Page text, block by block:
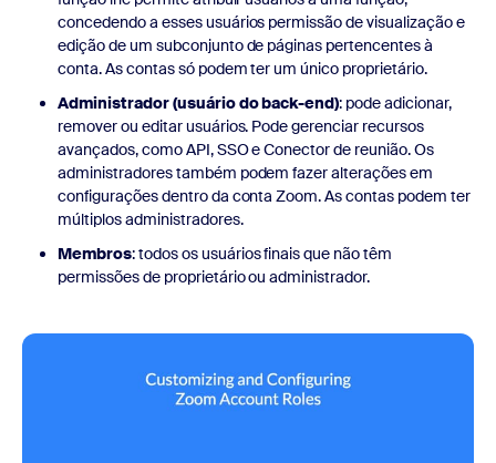
concedendo a esses usuários permissão de visualização e
edição de um subconjunto de páginas pertencentes à
conta. As contas só podem ter um único proprietário.
Administrador (usuário do back-end): pode adicionar,
remover ou editar usuários. Pode gerenciar recursos
avançados, como API, SSO e Conector de reunião. Os
administradores também podem fazer alterações em
configurações dentro da conta Zoom. As contas podem ter
múltiplos administradores.
Membros: todos os usuários finais que não têm
permissões de proprietário ou administrador.